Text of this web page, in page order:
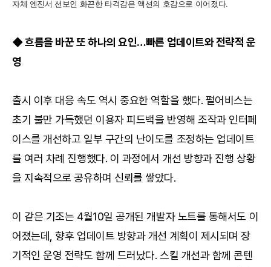
자체 엔진서 선보인 화끈한 타격감은 액션의 호감으로 이어졌다.
◆ 흐름을 바꾼 또 하나의 요인…빠른 업데이트와 전략적 운
영
출시 이후 대응 속도 역시 중요한 역할을 했다. 펄어비스는
초기 불만 가득했던 이용자 피드백을 반영해 조작과 인터페
이스를 개선하고 일부 구간의 난이도를 조정하는 업데이트
를 여러 차례 진행했다. 이 과정에서 개선 방향과 진행 상황
을 지속적으로 공유하며 신뢰를 쌓았다.
이 같은 기조는 4월10일 공개된 개발자 노트를 통해서도 이
어졌는데, 향후 업데이트 방향과 개선 계획이 제시되며 장
기적인 운영 전략도 함께 드러났다. 스킬 개선과 함께 콘텐